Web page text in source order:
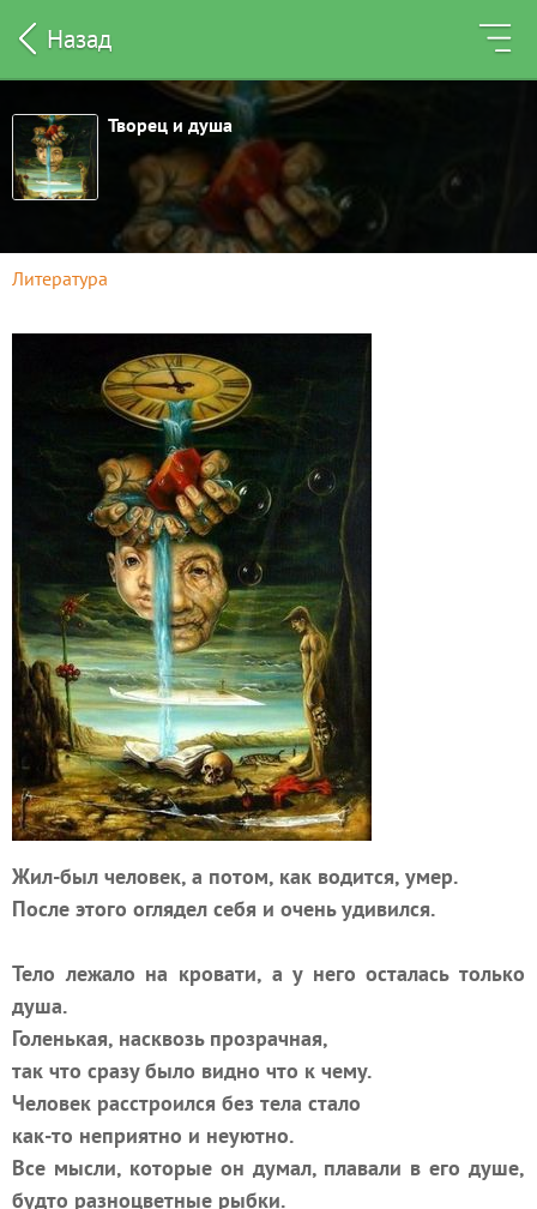
Назад
Творец и душа
Литература
Жил-был человек, а потом, как водится, умер.
После этого оглядел себя и очень удивился.
Тело лежало на кровати, а у него осталась только
душа.
Голенькая, насквозь прозрачная,
так что сразу было видно что к чему.
Человек расстроился без тела стало
как-то неприятно и неуютно.
Все мысли, которые он думал, плавали в его душе,
будто разноцветные рыбки.